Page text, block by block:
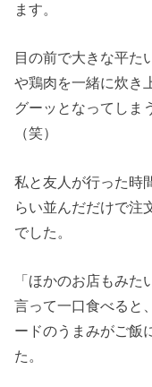
ます。
目の前で大きな平た
や鶏肉を一緒に炊き
グーッとなってしま
（笑）
私と友人が行った時
らい並んだだけで注
でした。
「ほかのお店もみ
言って一口食べると
ードのうまみがご飯
た。